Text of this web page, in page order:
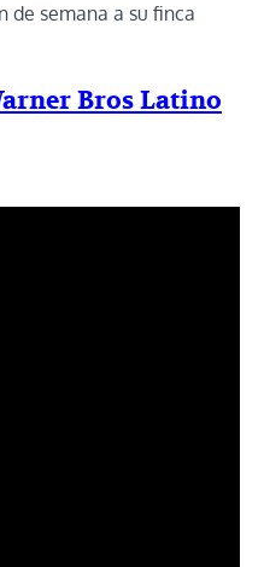
de semana a su finca
Bros Latino